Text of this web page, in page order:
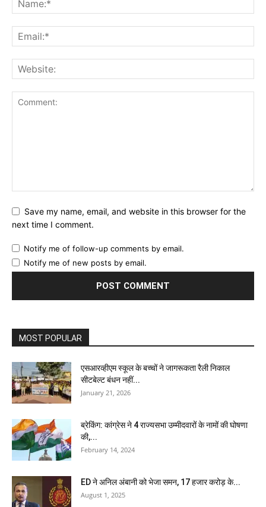
Save my name, email, and website in this browser for the
next time I comment.
Notify me of follow-up comments by email.
Notify me of new posts by email.
MOST POPULAR
एसआरव्हीएम स्कूल के बच्चों ने जागरूकता रैली निकाल
सीटबेल्ट बंधन नहीं...
January 21, 2026
ब्रेकिंग: कांग्रेस ने 4 राज्यसभा उम्मीदवारों के नामों की घोषणा
की,...
February 14, 2024
ED ने अनिल अंबानी को भेजा समन, 17 हजार करोड़ के...
August 1, 2025